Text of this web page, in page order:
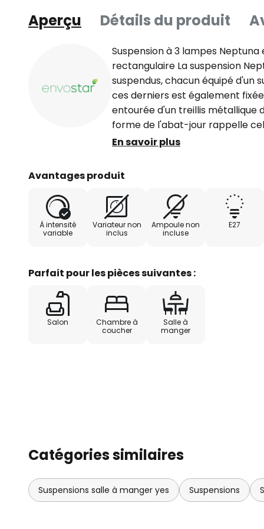
Aperçu Détails du produit
Suspension à 3 lampes
rectangulaire La suspension
suspendus, chacun équipé d'un
ces derniers est également
entourée d'un treillis métallique
forme de l'abat-jour rappelle
convient merveilleusement à
laissent entrevoir la source
d'éclairage peuvent être
de vie et aux idées de chacun.
conviennent particulièrement
régions de culture durable. Les
permettent de réduire
Neptuna est en outre expédié
matériaux réutilisables.
En savoir plus
Avantages produit
À intensité
variable
Variateur non
inclus
Ampoule non
incluse
E27
Parfait pour les pièces suivantes :
Salon
Chambre à
coucher
Salle à
manger
Catégories similaires
Suspensions salle à manger yes Suspensions